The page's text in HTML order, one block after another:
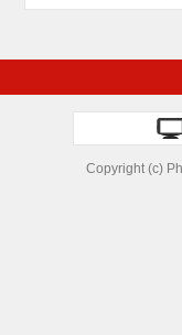
Copyright (c)